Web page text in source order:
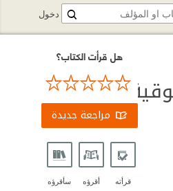
هل قرأت الكتاب؟
مراجعة جديدة
قرأته أقرؤه سأقرؤه
دخول